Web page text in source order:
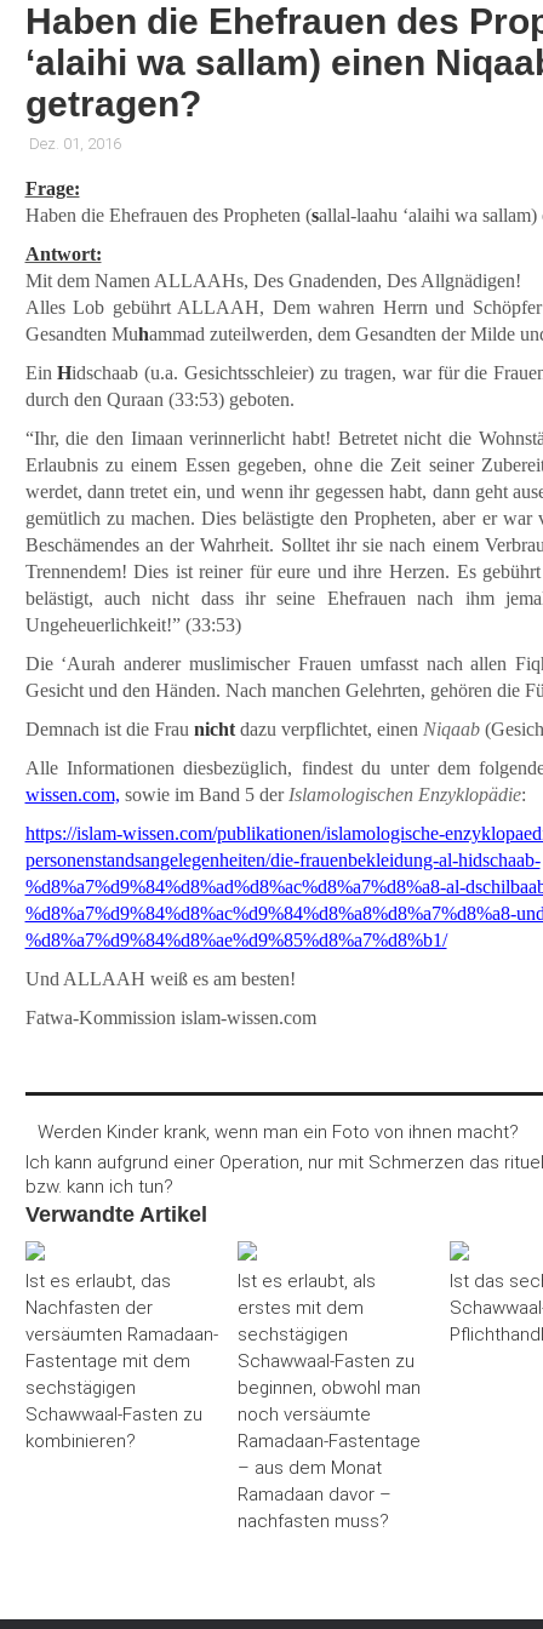
Haben die Ehefrauen des
‘alaihi wa sallam) einen
getragen?
Dez. 01, 2016
Frage:
Haben die Ehefrauen des Propheten (sallal-laahu ‘alaihi wa
Antwort:
Mit dem Namen ALLAAHs, Des Gnadenden, Des Allgnädigen!
Alles Lob gebührt ALLAAH, Dem wahren Herrn und
Gesandten Muhammad zuteilwerden, dem Gesandten der Milde
EinHidschaab (u.a. Gesichtsschleier) zu tragen, war für die
durch den Quraan (33:53) geboten.
“Ihr, die den Iimaan verinnerlicht habt! Betretet nicht die
Erlaubnis zu einem Essen gegeben, ohne die Zeit seiner
werdet, dann tretet ein, und wenn ihr gegessen habt, dann geht
gemütlich zu machen. Dies belästigte den Propheten, aber er
Beschämendes an der Wahrheit. Solltet ihr sie nach einem
Trennendem! Dies ist reiner für eure und ihre Herzen. Es
belästigt, auch nicht dass ihr seine Ehefrauen nach ihm
Ungeheuerlichkeit!” (33:53)
Die ‘Aurah anderer muslimischer Frauen umfasst nach allen
Gesicht und den Händen. Nach manchen Gelehrten, gehören die
Demnach ist die Frau nichtdazu verpflichtet, einen Niqaab
Alle Informationen diesbezüglich, findest du unter dem
wissen.com, sowie im Band 5 der Islamologischen Enzyklopädie:
https://islam-wissen.com/publikationen/islamologische-
personenstandsangelegenheiten/die-frauenbekleidung-al-hidschaab-
%d8%a7%d9%84%d8%ad%d8%ac%d8%a7%d8%a8-al-
%d8%a7%d9%84%d8%ac%d9%84%d8%a8%d8%a7%d8%a8-
%d8%a7%d9%84%d8%ae%d9%85%d8%a7%d8%b1/
Und ALLAAH weiß es am besten!
Fatwa-Kommission islam-wissen.com
Werden Kinder krank, wenn man ein Foto von ihnen macht?
Ich kann aufgrund einer Operation, nur mit Schmerzen das
bzw. kann ich tun?
Verwandte Artikel
Ist es erlaubt, das
Nachfasten der
versäumten Ramadaan-
Fastentage mit dem
sechstägigen
Schawwaal-Fasten zu
kombinieren?
Ist es erlaubt, als
erstes mit dem
sechstägigen
Schawwaal-Fasten zu
beginnen, obwohl man
noch versäumte
Ramadaan-Fastentage
– aus dem Monat
Ramadaan davor –
nachfasten muss?
Ist das